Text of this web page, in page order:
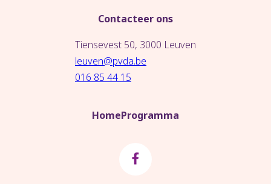
Contacteer ons
Tiensevest 50, 3000 Leuven
leuven@pvda.be
016 85 44 15
HomeProgramma